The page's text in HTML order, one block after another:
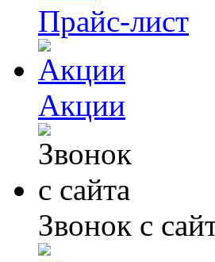
Прайс-лист
Акции
Звонок с